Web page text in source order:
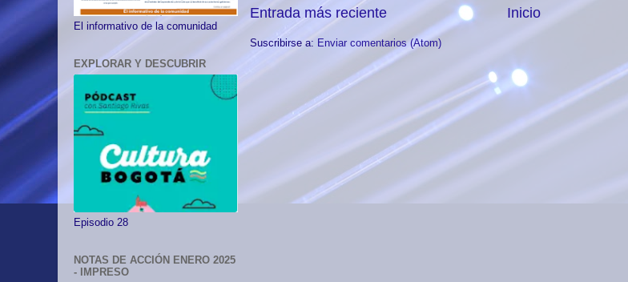
Entrada más reciente Inicio
Suscribirse a: Enviar comentarios (Atom)
El informativo de la comunidad
EXPLORAR Y DESCUBRIR
Episodio 28
NOTAS DE ACCIÓN ENERO 2025
- IMPRESO